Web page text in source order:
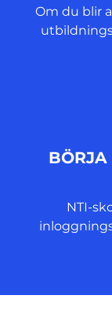
Om du blir
BÖRJA
NTI-